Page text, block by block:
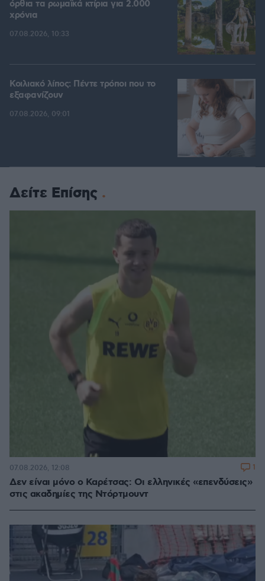
όρθια τα ρωμαϊκά κτίρια για 2.000
χρόνια
07.08.2026, 10:33
Κοιλιακό λίπος: Πέντε τρόποι που το
εξαφανίζουν
07.08.2026, 09:01
Δείτε Επίσης
Δεν είναι μόνο ο Καρέτσας: Οι ελληνικές «επενδύσεις»
στις ακαδημίες της Ντόρτμουντ
07.08.2026, 12:08 1